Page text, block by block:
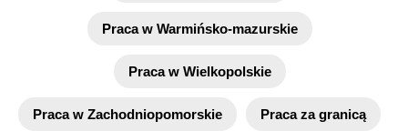
Praca w Warmińsko-mazurskie
Praca w Wielkopolskie
Praca w Zachodniopomorskie Praca za granicą